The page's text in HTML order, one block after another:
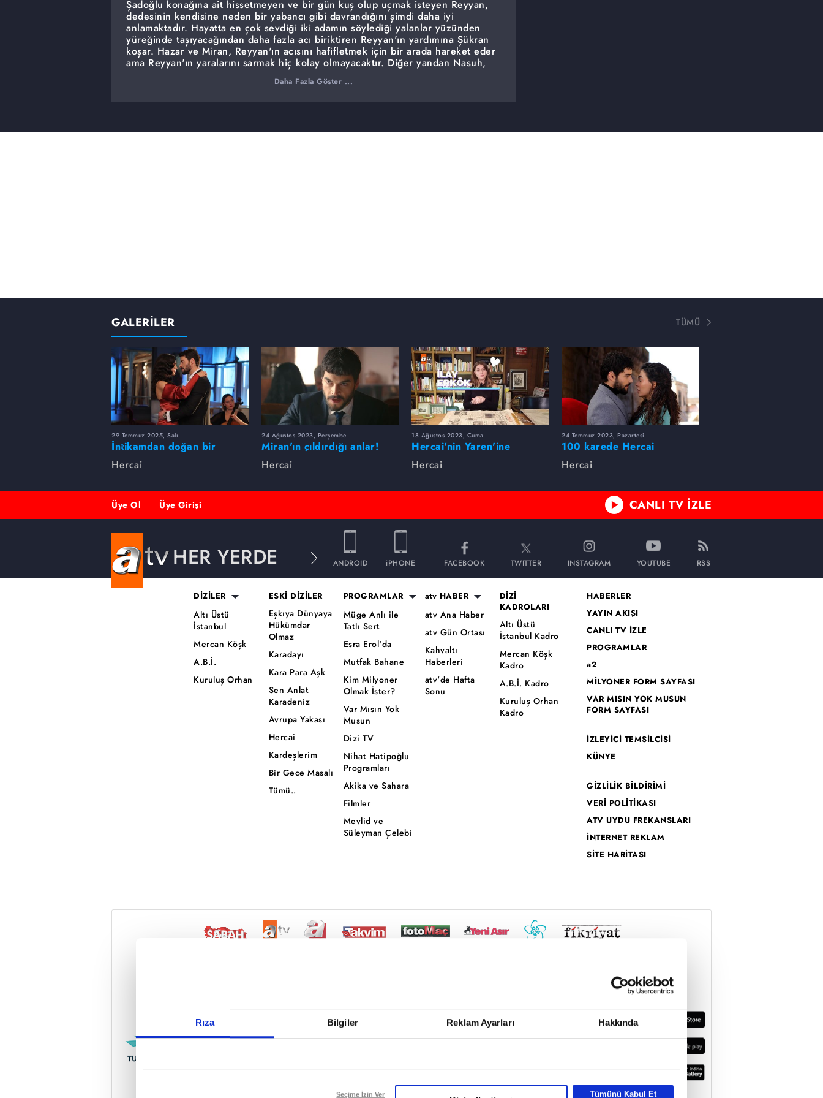
Rıza Bilgiler Reklam Ayarları Hakkında
Reddet
Seçime İzin Ver Tümünü Kabul Et
Şadoğlu konağına ait hissetmeyen ve bir gün kuş olup uçmak isteyen Reyyan,
dedesinin kendisine neden bir yabancı gibi davrandığını şimdi daha iyi
anlamaktadır. Hayatta en çok sevdiği iki adamın söylediği yalanlar yüzünden
yüreğinde taşıyacağından daha fazla acı biriktiren Reyyan'ın yardımına Şükran
koşar. Hazar ve Miran, Reyyan'ın acısını hafifletmek için bir arada hareket eder
ama Reyyan'ın yaralarını sarmak hiç kolay olmayacaktır. Diğer yandan Nasuh,
yaptıklarının bedelini ödemesi için Yaren'i Şadoğlu konağından götürür ve hak
ettiğini yaşaması için onu kimsenin bilmediği bir yere kapatır. Reyyan ve
durmak için çok önemli bir karar alır. Acaba Reyyan'ın aldığı bu karar Miran ve
Daha Fazla Göster ...
GALERİLER TÜMÜ
29 Temmuz 2025, Salı
İntikamdan doğan bir
hikaye... Hercai'de Miran ve
Hercai
24 Ağustos 2023, Perşembe
Miran'ın çıldırdığı anlar!
Hercai
18 Ağustos 2023, Cuma
Hercai'nin Yaren'ine
sorduk, hakkında merak
Hercai
24 Temmuz 2023, Pazartesi
100 karede Hercai
Hercai
Üye Ol Üye Girişi CANLI TV İZLE
HER YERDE ANDROID iPHONE FACEBOOK TWITTER INSTAGRAM YOUTUBE RSS
DİZİLER
Altı Üstü
İstanbul
Mercan Köşk
A.B.İ.
Kuruluş Orhan
ESKİ DİZİLER
Eşkıya Dünyaya
Hükümdar
Olmaz
Karadayı
Kara Para Aşk
Sen Anlat
Karadeniz
Avrupa Yakası
Hercai
Kardeşlerim
Bir Gece Masalı
Tümü..
PROGRAMLAR
Müge Anlı ile
Tatlı Sert
Esra Erol'da
Mutfak Bahane
Kim Milyoner
Olmak İster?
Var Mısın Yok
Musun
Dizi TV
Nihat Hatipoğlu
Programları
Akika ve Sahara
Filmler
Mevlid ve
Süleyman Çelebi
atv HABER
atv Ana Haber
atv Gün Ortası
Kahvaltı
Haberleri
atv'de Hafta
Sonu
DİZİ
KADROLARI
Altı Üstü
İstanbul Kadro
Mercan Köşk
Kadro
A.B.İ. Kadro
Kuruluş Orhan
Kadro
HABERLER
YAYIN AKIŞI
CANLI TV İZLE
PROGRAMLAR
a2
MİLYONER FORM SAYFASI
VAR MISIN YOK MUSUN
FORM SAYFASI
İZLEYİCİ TEMSİLCİSİ
KÜNYE
GİZLİLİK BİLDİRİMİ
VERİ POLİTİKASI
ATV UYDU FREKANSLARI
İNTERNET REKLAM
SİTE HARİTASI